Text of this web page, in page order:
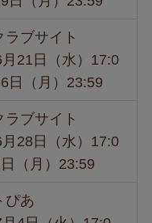
ラブサイト
21日（水）17:0
日（月）23:59
ラブサイト
28日（水）17:0
（月）23:59
ぴあ